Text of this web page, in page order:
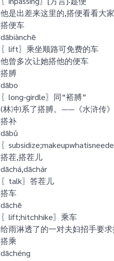
他是出差来这里的,搭便看看大家
搭便车
dābiànchē
〖lift〗乘坐顺路可免费的车
他曾多次让她搭他的便车
搭膊
dābo
〖long-girdle〗同“褡膊”
(林冲)系了搭膊。——《水浒传》
搭补
dābǔ
〖
搭茬,搭茬儿
dāchá,dāchár
〖talk〗答茬儿
搭车
dāchē
〖lift;hitchhike〗乘车
给雨淋透了的一对夫妇招手要
搭乘
dāchéng